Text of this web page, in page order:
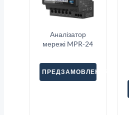
Аналізатор
мережі MPR-24
ПРЕДЗАМОВЛЕННЯ